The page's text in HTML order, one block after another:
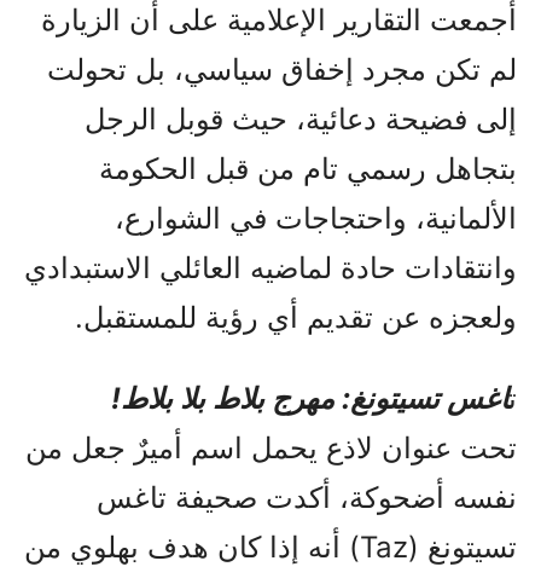
أجمعت التقارير الإعلامية على أن الزيارة
لم تكن مجرد إخفاق سياسي، بل تحولت
إلى فضيحة دعائية، حيث قوبل الرجل
بتجاهل رسمي تام من قبل الحكومة
الألمانية، واحتجاجات في الشوارع،
وانتقادات حادة لماضيه العائلي الاستبدادي
ولعجزه عن تقديم أي رؤية للمستقبل.
تاغس تسيتونغ: مهرج بلاط بلا بلاط!
تحت عنوان لاذع يحمل اسم أميرٌ جعل من
نفسه أضحوكة، أكدت صحيفة تاغس
تسيتونغ (Taz) أنه إذا كان هدف بهلوي من